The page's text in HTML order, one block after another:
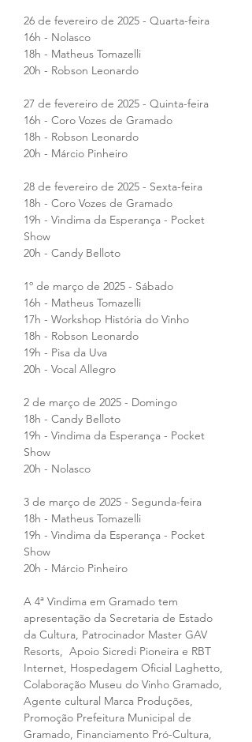
26 de fevereiro de 2025 - Quarta-feira
16h - Nolasco
18h - Matheus Tomazelli
20h - Robson Leonardo
27 de fevereiro de 2025 - Quinta-feira
16h - Coro Vozes de Gramado
18h - Robson Leonardo
20h - Márcio Pinheiro
28 de fevereiro de 2025 - Sexta-feira
18h - Coro Vozes de Gramado
19h - Vindima da Esperança - Pocket
Show
20h - Candy Belloto
1º de março de 2025 - Sábado
16h - Matheus Tomazelli
17h - Workshop História do Vinho
18h - Robson Leonardo
19h - Pisa da Uva
20h - Vocal Allegro
2 de março de 2025 - Domingo
18h - Candy Belloto
19h - Vindima da Esperança - Pocket
Show
20h - Nolasco
3 de março de 2025 - Segunda-feira
18h - Matheus Tomazelli
19h - Vindima da Esperança - Pocket
Show
20h - Márcio Pinheiro
A 4ª Vindima em Gramado tem
apresentação da Secretaria de Estado
da Cultura, Patrocinador Master GAV
Resorts,  Apoio Sicredi Pioneira e RBT
Internet, Hospedagem Oficial Laghetto,
Colaboração Museu do Vinho Gramado,
Agente cultural Marca Produções,
Promoção Prefeitura Municipal de
Gramado, Financiamento Pró-Cultura,